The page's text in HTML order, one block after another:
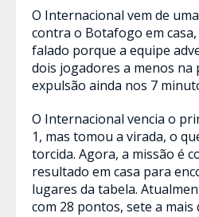
O Internacional vem de
contra o Botafogo em
falado porque a equipe
dois jogadores a menos na
expulsão ainda nos 7
O Internacional vencia o
1, mas tomou a virada, o
torcida. Agora, a missão é
resultado em casa para
lugares da tabela.
com 28 pontos, sete a mais